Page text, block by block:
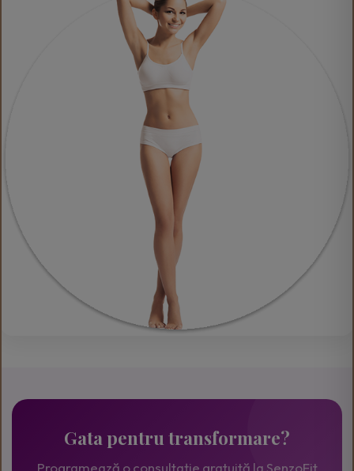
Gata pentru transformare?
Programează o consultație gratuită la SenzoFit